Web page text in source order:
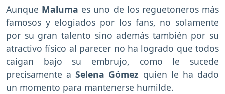
Aunque Maluma es uno de los reguetoneros más
famosos y elogiados por los fans, no solamente
por su gran talento sino además también por su
atractivo físico al parecer no ha logrado que todos
caigan bajo su embrujo, como le sucede
precisamente a Selena Gómez quien le ha dado
un momento para mantenerse humilde.